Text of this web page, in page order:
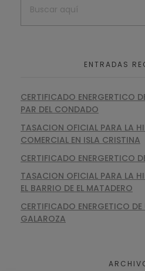
ENTRADAS
CERTIFICADO ENERGERTICO
PAR DEL CONDADO
TASACION OFICIAL PARA LA
COMERCIAL EN ISLA CRISTINA
CERTIFICADO ENERGERTICO
TASACION OFICIAL PARA LA
EL BARRIO DE EL MATADERO
CERTIFICADO ENERGETICO
GALAROZA